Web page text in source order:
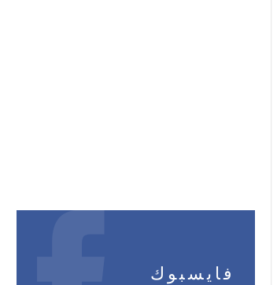
فايسبوك